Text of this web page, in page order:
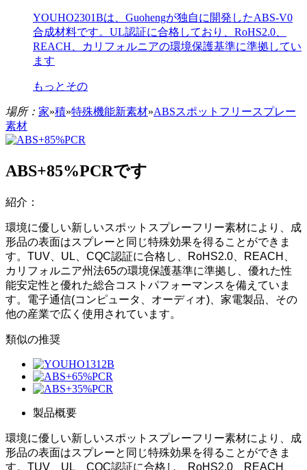
YOUHO2301Bは、Guohengが独自に開発したABS-V0
合成材料です。UL認証に合格しており、RoHS2.0、
REACH、カリフォルニアの環境保護基準に準拠してい
ます
もっとその
場所： 家»積»特殊機能新素材»ABSスポットフリースプレー
素材
ABS+85%PCRです
紹介：
環境に優しい新しいスポットスプレーフリー素材により、成
形品の表面はスプレーと同じ特殊効果を得ることができま
す。TUV、UL、CQC認証に合格し、RoHS2.0、REACH、
カリフォルニア州法65の環境保護基準に準拠し、優れた性
能安定性と優れた総合コストパフォーマンスを備えていま
す。電子通信(コンピュータ、オーディオ)、家電製品、その
他の産業で広く使用されています。
類似の推奨
製品概要
環境に優しい新しいスポットスプレーフリー素材により、成
形品の表面はスプレーと同じ特殊効果を得ることができま
す。TUV、UL、CQC認証に合格し、RoHS2.0、REACH、